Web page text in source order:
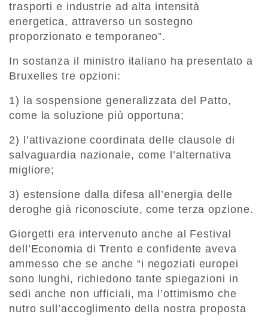
trasporti e industrie ad alta intensità
energetica, attraverso un sostegno
proporzionato e temporaneo”.
In sostanza il ministro italiano ha presentato a
Bruxelles tre opzioni:
1) la sospensione generalizzata del Patto,
come la soluzione più opportuna;
2) l’attivazione coordinata delle clausole di
salvaguardia nazionale, come l’alternativa
migliore;
3) estensione dalla difesa all’energia delle
deroghe già riconosciute, come terza opzione.
Giorgetti era intervenuto anche al Festival
dell’Economia di Trento e confidente aveva
ammesso che se anche “i negoziati europei
sono lunghi, richiedono tante spiegazioni in
sedi anche non ufficiali, ma l’ottimismo che
nutro sull’accoglimento della nostra proposta